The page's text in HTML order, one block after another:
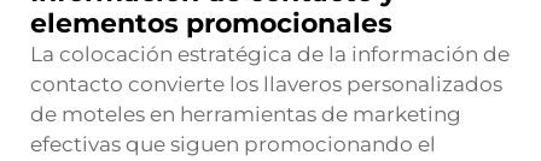
elementos promocionales
La colocación estratégica de la información de
contacto convierte los llaveros personalizados
de moteles en herramientas de marketing
efectivas que siguen promocionando el